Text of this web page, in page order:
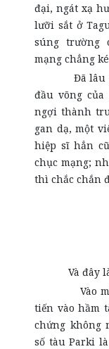
đại, ngát xạ
lưỡi sắt ở
súng trường
mạng chẳng
Đã lâu tôi
đầu võng
ngợi thành
gan dạ, một
hiệp sĩ hẳn
chục mạng;
thì chắc chắn
Và đây là
Vào một
tiến vào hầm
chứng không
số tàu Parki